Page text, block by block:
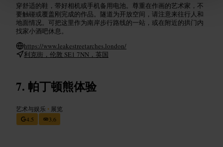
穿舒适的鞋，带好相机或手机备用电池。尊重在作画的艺术家，不
要触碰或覆盖刚完成的作品。隧道为开放空间，请注意来往行人和
地面情况。可把这里作为南岸步行路线的一站，或在附近的拱门内
找家小酒吧休息。
https://www.leakestreetarches.london/
利克街，伦敦 SE1 7NN，英国
帕丁顿熊体验
艺术与娱乐 • 展览
4.5
3.6